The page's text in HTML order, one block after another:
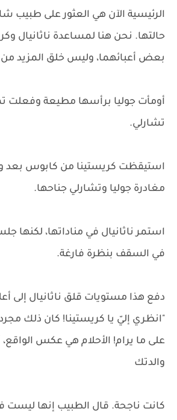
الرئيسية الآن هي العثور على طبيب
حالتها. نحن هنا لمساعدة ناثانيال
بعض أعبائهما، وليس خلق المزيد
أومأت جوليا برأسها مطيعة وفعلت
تشارلي.
استيقظت كريستينا من كابوس
مغادرة جوليا وتشارلي جناحها.
استمر ناثانيال في مناداتها،
في السقف بنظرة فارغة.
دفع هذا مستويات قلق ناثانيال إلى
"انظري إليّ يا كريستينا! كان ذلك
على ما يرام! الأحلام هي عكس الواقع،
والدتك
كانت ناجحة. قال الطبيب إنها ليست